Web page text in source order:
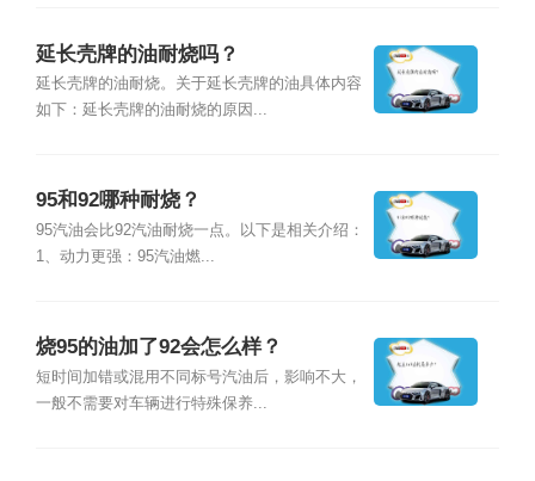
延长壳牌的油耐烧吗？
延长壳牌的油耐烧。关于延长壳牌的油具体内容
如下：延长壳牌的油耐烧的原因...
95和92哪种耐烧？
95汽油会比92汽油耐烧一点。以下是相关介绍：
1、动力更强：95汽油燃...
烧95的油加了92会怎么样？
短时间加错或混用不同标号汽油后，影响不大，
一般不需要对车辆进行特殊保养...